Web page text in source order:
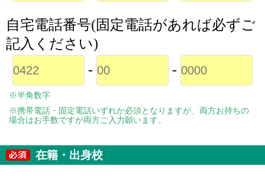
自宅電話番号(固定電話があれば必ずご
記入ください)
-
-
※半角数字
※携帯電話・固定電話いずれか必須となりますが、両方お持ちの
場合はお手数ですが両方ご入力願います。
在籍・出身校